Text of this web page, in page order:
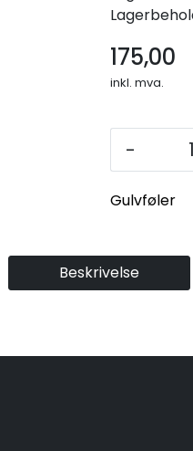
175,00
inkl. mva.
-
Gulvføler
Beskrivelse